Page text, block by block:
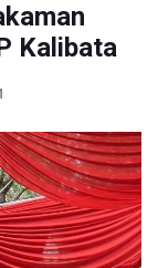
Febrie
Kalibata